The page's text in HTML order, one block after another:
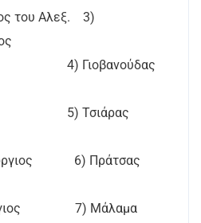
του Αλεξ. 3)
4) Γιοβανούδας
5) Τσιάρας
6) Πράτσας
7) Μάλαμα